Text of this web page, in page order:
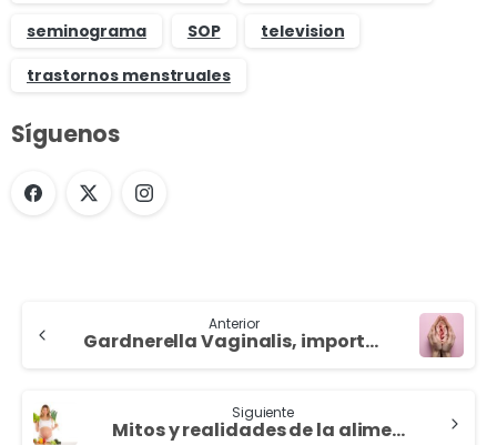
seminograma
SOP
television
trastornos menstruales
Síguenos
Anterior
Gardnerella Vaginalis, importante conocerla
Siguiente
Mitos y realidades de la alimentación en el embarazo